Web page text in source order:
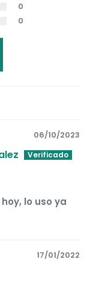
0
0
06/10/2023
lo uso ya
17/01/2022